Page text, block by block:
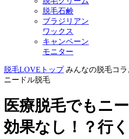
脱毛石鹸
ブラジリアン
ワックス
キャンペーン
モニター
脱毛LOVEトップ みんなの脱毛コラ
ニードル脱毛
医療脱毛でもニ
効果なし！？行